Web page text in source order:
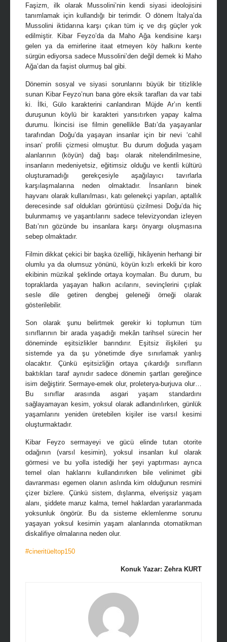
Faşizm, ilk olarak Mussolini’nin kendi siyasi ideolojisini
tanımlamak için kullandığı bir terimdir. O dönem İtalya’da
Mussolini iktidarına karşı çıkan tüm iç ve dış güçler yok
edilmiştir. Kibar Feyzo’da da Maho Ağa kendisine karşı
gelen ya da emirlerine itaat etmeyen köy halkını kente
sürgün ediyorsa sadece Mussolini’den değil demek ki Maho
Ağa’dan da faşist olurmuş bal gibi.
Dönemin sosyal ve siyasi sorunlarını büyük bir titizlikle
sunan Kibar Feyzo’nun bana göre eksik tarafları da var tabi
ki. İlki, Gülo karakterini canlandıran Müjde Ar’ın kentli
duruşunun köylü bir karakteri yansıtırken yapay kalma
durumu. İkincisi ise filmin genellikle Batı’da yaşayanlar
tarafından Doğu’da yaşayan insanlar için bir nevi ‘cahil
insan’ profili çizmesi olmuştur. Bu durum doğuda yaşam
alanlarının (köyün) dağ başı olarak nitelendirilmesine,
insanların medeniyetsiz, eğitimsiz olduğu ve kentli kültürü
oluşturamadığı gerekçesiyle aşağılayıcı tavırlarla
karşılaşmalarına neden olmaktadır. İnsanların binek
hayvanı olarak kullanılması, katı gelenekçi yapıları, aptallık
derecesinde saf oldukları görüntüsü çizilmesi Doğu’da hiç
bulunmamış ve yaşantılarını sadece televizyondan izleyen
Batı’nın gözünde bu insanlara karşı önyargı oluşmasına
sebep olmaktadır.
Filmin dikkat çekici bir başka özelliği, hikâyenin herhangi bir
olumlu ya da olumsuz yönünü, köyün kızlı erkekli bir koro
ekibinin müzikal şeklinde ortaya koymaları. Bu durum, bu
topraklarda yaşayan halkın acılarını, sevinçlerini çıplak
sesle dile getiren dengbej geleneği örneği olarak
gösterilebilir.
Son olarak şunu belirtmek gerekir ki toplumun tüm
sınıflarının bir arada yaşadığı mekân tarihsel sürecin her
döneminde eşitsizlikler barındırır. Eşitsiz ilişkileri şu
sistemde ya da şu yönetimde diye sınırlamak yanlış
olacaktır. Çünkü eşitsizliğin ortaya çıkardığı sınıfların
baktıkları taraf aynıdır sadece dönemin şartları gereğince
isim değiştirir. Sermaye-emek olur, proleterya-burjuva olur…
Bu sınıflar arasında asgari yaşam standardını
sağlayamayan kesim, yoksul olarak adlandırılırken, günlük
yaşamlarını yeniden üretebilen kişiler ise varsıl kesimi
oluşturmaktadır.
Kibar Feyzo sermayeyi ve gücü elinde tutan otorite
odağının (varsıl kesimin), yoksul insanları kul olarak
görmesi ve bu yolla istediği her şeyi yaptırması ayrıca
temel olan haklarını kullandırırken bile velinimet gibi
davranması egemen olanın aslında kim olduğunun resmini
çizer bizlere. Çünkü sistem, dışlanma, elverişsiz yaşam
alanı, şiddete maruz kalma, temel haklardan yararlanmada
yoksunluk öngörür. Bu da sisteme eklemlenme sorunu
yaşayan yoksul kesimin yaşam alanlarında otomatikman
diskalifiye olmalarına neden olur.
#cineritüeltop150
Konuk Yazar: Zehra KURT